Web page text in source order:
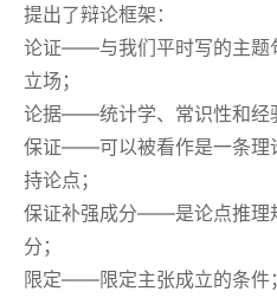
提出了辩论框架：
论证——与我们平时写的主题
立场；
论据——统计学、常识性和经
保证——可以被看作是一条理
持论点；
保证补强成分——是论点推理
分；
限定——限定主张成立的条件；